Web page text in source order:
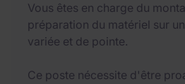
Vous êtes en charge du
préparation du matériel sur
variée et de pointe.
Ce poste nécessite d'être